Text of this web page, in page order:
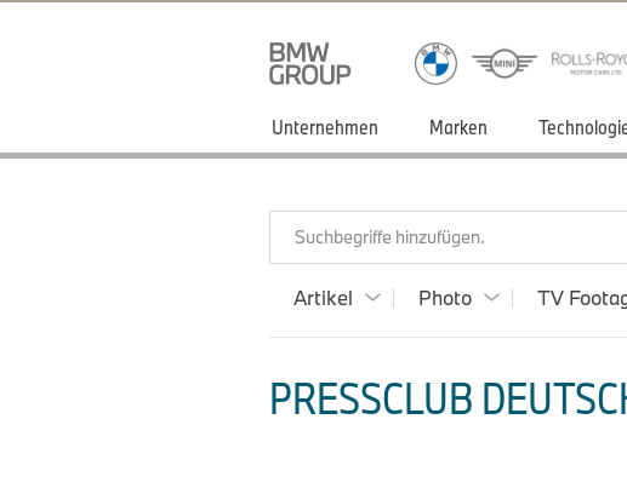
Unternehmen Marken
Suchbegriffe hinzufügen.
Artikel Photo TV
PRESSCLUB